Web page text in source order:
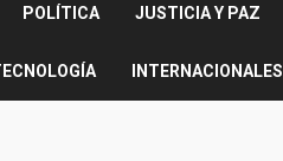
POLÍTICA JUSTICIA Y PAZ
INTERNACIONALES